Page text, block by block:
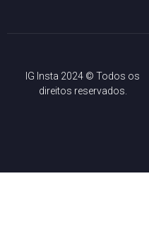
IG Insta 2024 © Todos os
direitos reservados.